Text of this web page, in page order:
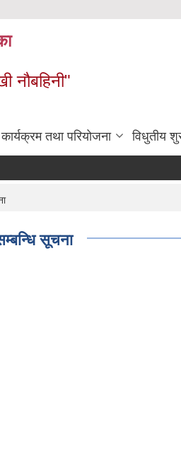
नौबहिनी"
कार्यक्रम तथा परियोजना विधुतीय
सूचना